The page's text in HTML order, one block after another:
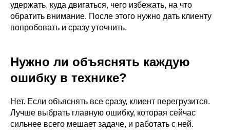
удержать, куда двигаться, чего избежать, на что
обратить внимание. После этого нужно дать клиенту
попробовать и сразу уточнить.
Нужно ли объяснять каждую
ошибку в технике?
Нет. Если объяснять все сразу, клиент перегрузится.
Лучше выбрать главную ошибку, которая сейчас
сильнее всего мешает задаче, и работать с ней.
Работа с осанкой
Дмитрий Горковский.